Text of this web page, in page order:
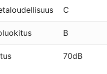
C
B
70dB